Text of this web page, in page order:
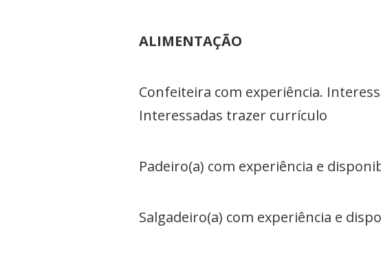
ALIMENTAÇÃO
Confeiteira com experiência.
Interessadas trazer currículo
Padeiro(a) com experiência e
Salgadeiro(a) com experiência e